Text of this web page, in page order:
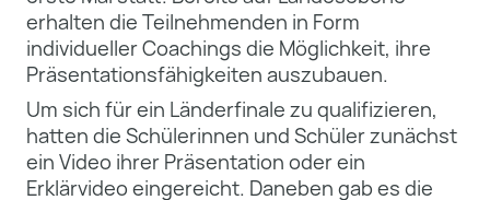
erhalten die Teilnehmenden in Form
individueller Coachings die Möglichkeit, ihre
Präsentationsfähigkeiten auszubauen.
Um sich für ein Länderfinale zu qualifizieren,
hatten die Schülerinnen und Schüler zunächst
ein Video ihrer Präsentation oder ein
Erklärvideo eingereicht. Daneben gab es die